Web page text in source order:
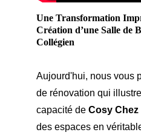
Une Transformation
Création d’une Salle de
Collégien
Aujourd'hui, nous vous
de rénovation qui
capacité de Cosy Chez
des espaces en